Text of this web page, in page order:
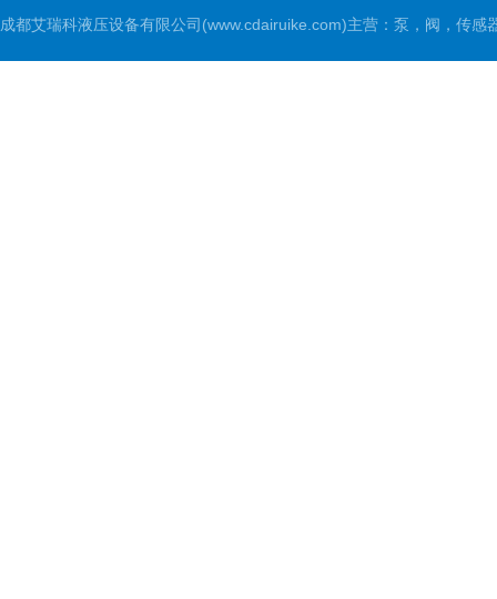
成都艾瑞科液压设备有限公司(www.cdairuike.com)主营：泵，阀，传